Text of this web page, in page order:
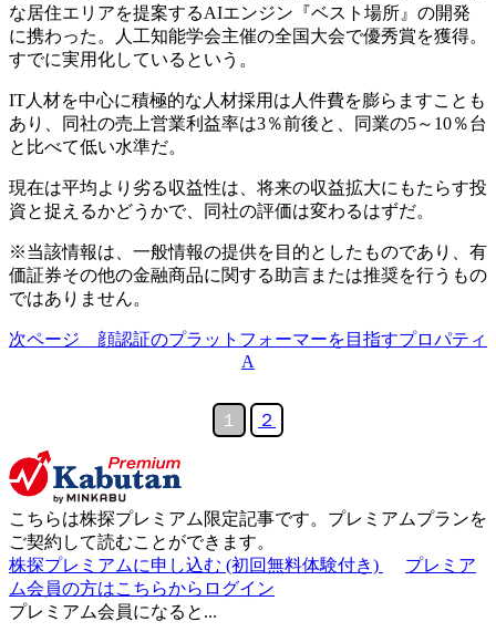
な居住エリアを提案するAIエンジン『ベスト場所』の開発
に携わった。人工知能学会主催の全国大会で優秀賞を獲得。
すでに実用化しているという。
IT人材を中心に積極的な人材採用は人件費を膨らますことも
あり、同社の売上営業利益率は3％前後と、同業の5～10％台
と比べて低い水準だ。
現在は平均より劣る収益性は、将来の収益拡大にもたらす投
資と捉えるかどうかで、同社の評価は変わるはずだ。
※当該情報は、一般情報の提供を目的としたものであり、有
価証券その他の金融商品に関する助言または推奨を行うもの
ではありません。
次ページ 顔認証のプラットフォーマーを目指すプロパティ
A
１ ２
こちらは株探プレミアム限定記事です。プレミアムプランを
ご契約して読むことができます。
株探プレミアムに申し込む (初回無料体験付き)
プレミア
ム会員の方はこちらからログイン
プレミアム会員になると...